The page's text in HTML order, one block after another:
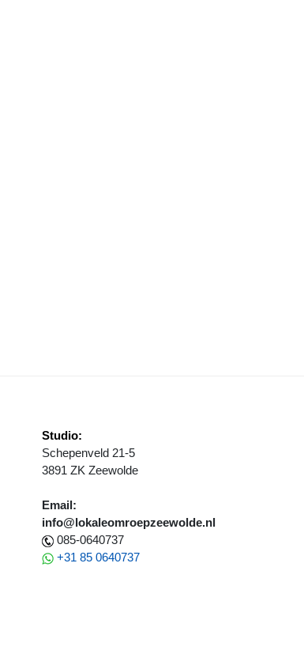
Studio:
Schepenveld 21-5
3891 ZK Zeewolde
Email:
info@lokaleomroepzeewolde.nl
085-0640737
+31 85 0640737